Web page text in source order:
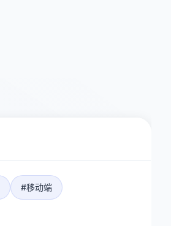
#移动端